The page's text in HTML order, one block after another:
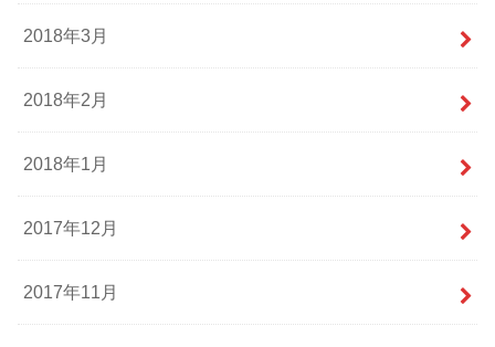
2018年3月
2018年2月
2018年1月
2017年12月
2017年11月